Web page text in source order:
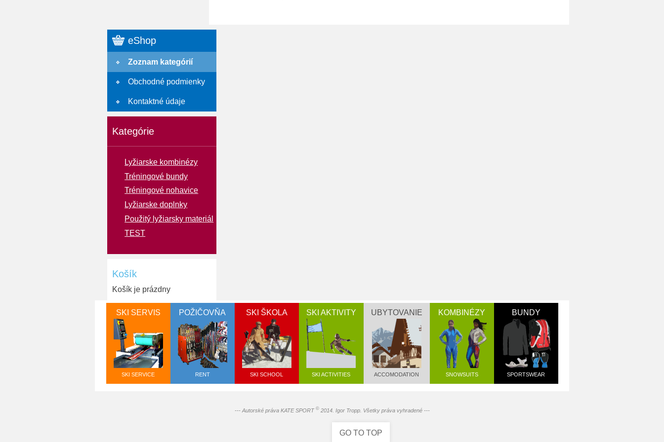
eShop
Zoznam kategórií
Obchodné podmienky
Kontaktné údaje
Kategórie
Lyžiarske kombinézy
Tréningové bundy
Tréningové nohavice
Lyžiarske doplnky
Použitý lyžiarsky materiál
TEST
Košík
Košík je prázdny
SKI SERVIS
SKI SERVICE
POŽIČOVŇA
RENT
SKI ŠKOLA
SKI SCHOOL
SKI AKTIVITY
SKI ACTIVITIES
UBYTOVANIE
ACCOMODATION
KOMBINÉZY
SNOWSUITS
BUNDY
SPORTSWEAR
--- Autorské práva KATE SPORT ©2014. Igor Tropp. Všetky práva vyhradené ---
GO TO TOP